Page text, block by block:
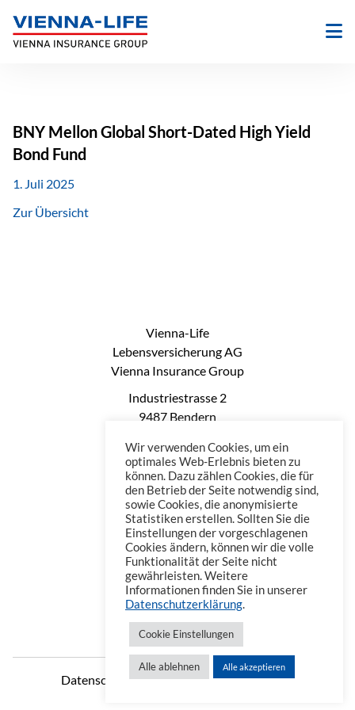
Inhalt
springen
BNY Mellon Global Short-Dated High Yield
Bond Fund
1. Juli 2025
Zur Übersicht
Vienna-Life
Lebensversicherung AG
Vienna Insurance Group
Industriestrasse 2
9487 Bendern
Phone: +423 235 0660
Telefax: +423 235 0669
Mail: office@vienna-life.li
Datenschutzerklärung Impressum
Wir verwenden Cookies, um ein
optimales Web-Erlebnis bieten zu
können. Dazu zählen Cookies, die für
den Betrieb der Seite notwendig sind,
sowie Cookies, die anonymisierte
Statistiken erstellen. Sollten Sie die
Einstellungen der vorgeschlagenen
Cookies ändern, können wir die volle
Funktionalität der Seite nicht
gewährleisten. Weitere
Informationen finden Sie in unserer
Datenschutzerklärung.
Cookie Einstellungen
Alle ablehnen Alle akzeptieren